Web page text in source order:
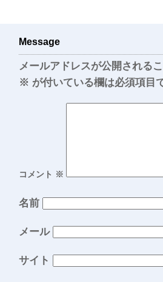
Message
メールアドレスが公開される
※ が付いている欄は必須項目
コメント ※
名前
メール
サイト